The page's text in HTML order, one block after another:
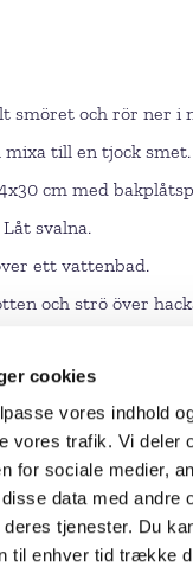
cookies
vores indhold
vores trafik. Vi deler
for sociale medier,
data med
deres tjenester. Du
til enhver tid trække
smöret och rör ner i
mixa till en tjock smet.
cm med
svalna.
ett vattenbad.
och strö över